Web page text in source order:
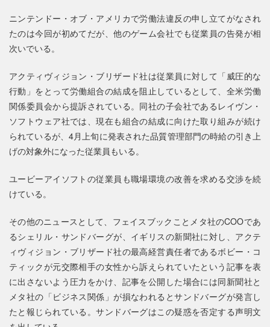
ニンテンドー・オブ・アメリカで労働法違反の申し立てがなされ
たのは今回が初めてだが、他のゲーム会社でも従業員の告発が相
次いでいる。
アクティヴィジョン・ブリザード社は従業員に対して「威圧的な
行動」をとって労働組合の結成を阻止しているとして、全米労働
関係委員会から提訴されている。同社の子会社であるレイヴン・
ソフトウェア社では、現在も組合の結成に向けた取り組みが続け
られているが、4月上旬に発表された品質管理部門の時給の引き上
げの対象外になった従業員もいる。
ユービーアイソフトの従業員も職場環境の改善を求める交渉を続
けている。
その他のニュースとして、フェイスブックことメタ社のCOOであ
るシェリル・サンドバーグが、イギリスの新聞社に対し、アクテ
ィヴィジョン・ブリザード社の最高経営責任者であるボビー・コ
ティックが元交際相手の女性から訴えられていたという記事を表
に出さないよう圧力をかけ、記事を公開した場合には同新聞社と
メタ社の「ビジネス関係」が損なわれるとサンドバーグが発言し
たと報じられている。サンドバーグはこの疑惑を否定する声明文